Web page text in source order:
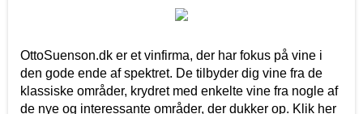
OttoSuenson.dk er et vinfirma, der har fokus på vine i
den gode ende af spektret. De tilbyder dig vine fra de
klassiske områder, krydret med enkelte vine fra nogle af
de nye og interessante områder, der dukker op. Klik her